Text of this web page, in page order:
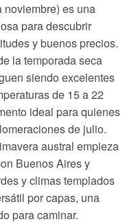
noviembre) es una
para descubrir
y buenos precios.
la temporada seca
siendo excelentes
de 15 a 22
ideal para quienes
de julio.
austral empieza
Buenos Aires y
y climas templados
por capas, una
para caminar.